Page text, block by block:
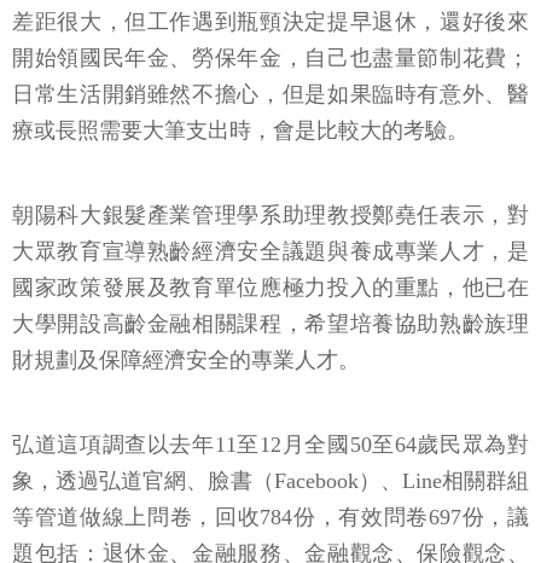
差距很大，但工作遇到瓶頸決定提早退休，還好後來
開始領國民年金、勞保年金，自己也盡量節制花費；
日常生活開銷雖然不擔心，但是如果臨時有意外、醫
療或長照需要大筆支出時，會是比較大的考驗。
朝陽科大銀髮產業管理學系助理教授鄭堯任表示，對
大眾教育宣導熟齡經濟安全議題與養成專業人才，是
國家政策發展及教育單位應極力投入的重點，他已在
大學開設高齡金融相關課程，希望培養協助熟齡族理
財規劃及保障經濟安全的專業人才。
弘道這項調查以去年11至12月全國50至64歲民眾為對
象，透過弘道官網、臉書（Facebook）、Line相關群組
等管道做線上問卷，回收784份，有效問卷697份，議
題包括：退休金、金融服務、金融觀念、保險觀念、